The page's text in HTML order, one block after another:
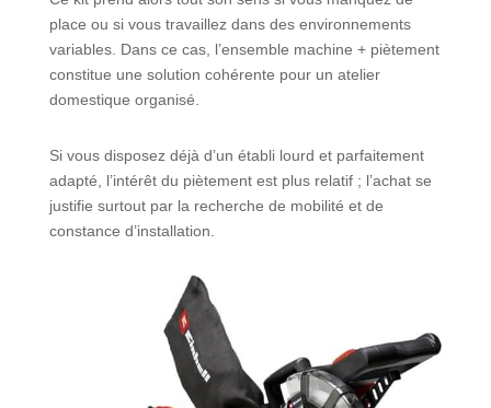
place ou si vous travaillez dans des environnements
variables. Dans ce cas, l’ensemble machine + piètement
constitue une solution cohérente pour un atelier
domestique organisé.
Si vous disposez déjà d’un établi lourd et parfaitement
adapté, l’intérêt du piètement est plus relatif ; l’achat se
justifie surtout par la recherche de mobilité et de
constance d’installation.